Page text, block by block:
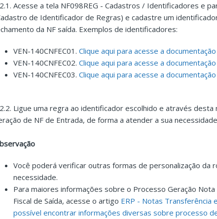
Acesse a tela NF098REG - Cadastros / Identificadores e
de Identificador de Regras) e cadastre um
da NF saída. Exemplos de identificadores:
VEN-140CNFEC01.Clique aqui para acesse a
VEN-140CNFEC02.Clique aqui para acesse a
VEN-140CNFEC03.Clique aqui para acesse a
Ligue uma regra ao identificador escolhido e através desta
de NF de Entrada, de forma a atender a sua
Você poderá verificar outras formas de personalização da
necessidade.
Para maiores informações sobre o Processo Geração
Fiscal de Saída, acesse o artigo ERP - Notas Transferência
possível encontrar informações diversas sobre processo